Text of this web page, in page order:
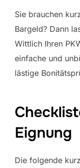
Sie brauchen
Bargeld? Dann
Wittlich Ihren
einfache und
lästige
Eignung
Die folgende